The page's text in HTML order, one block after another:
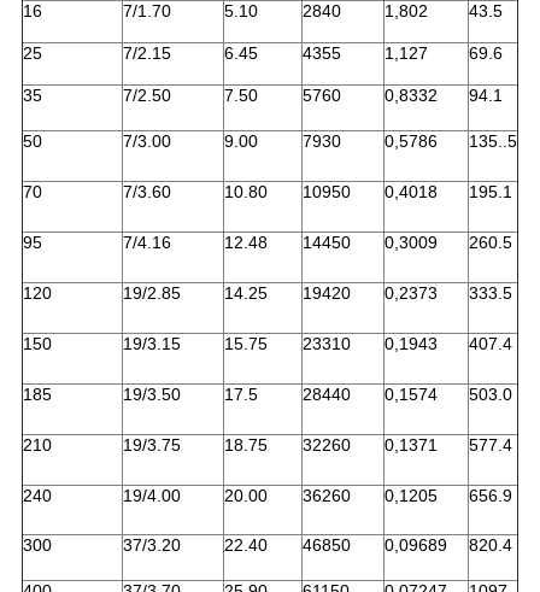
16
7/1.70 5.10 2840 1,802 43.5
25 7/2.15 6.45 4355 1,127 69.6
35 7/2.50 7.50 5760 0,8332 94.1
50 7/3.00 9.00 7930 0,5786 135..5
70 7/3.60 10.80 10950 0,4018 195.1
95 7/4.16 12.48 14450 0,3009 260.5
120 19/2.85 14.25 19420 0,2373 333.5
150 19/3.15 15.75 23310 0,1943 407.4
185 19/3.50 17.5 28440 0,1574 503.0
210 19/3.75 18.75 32260 0,1371 577.4
240 19/4.00 20.00 36260 0,1205 656.9
300 37/3.20 22.40 46850 0,09689 820.4